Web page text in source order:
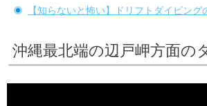
【知らないと怖い】ドリフトダイビン
沖縄最北端の辺戸岬方面の